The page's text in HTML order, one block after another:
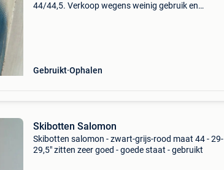
44/44,5. Verkoop wegens weinig gebruik en
Gebruikt Ophalen
Skibotten Salomon
Skibotten salomon - zwart-grijs-rood maat 44 - 29-
29,5" zitten zeer goed - goede staat - gebruikt